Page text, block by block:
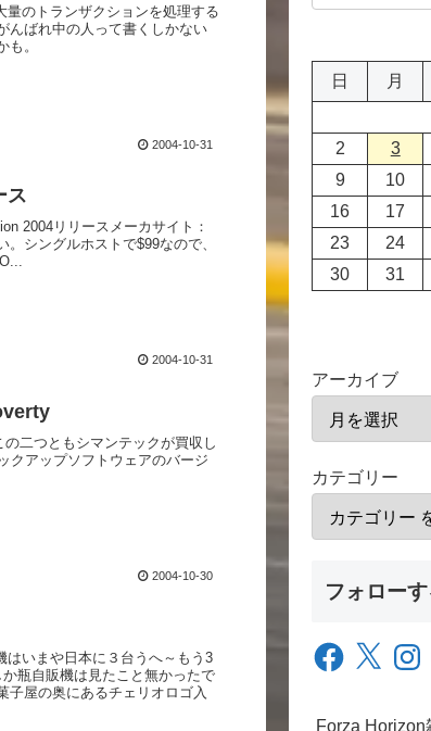
のトランザクションを処理する
んばれ中の人って書くしかない
。
2004-10-31
ス
2004リリースメーカサイト：
シングルホストで$99なので、
2004-10-31
二つともシマンテックが買収し
クアップソフトウェアのバージ
2004-10-30
いまや日本に３台うへ～もう3
瓶自販機は見たこと無かったで
子屋の奥にあるチェリオロゴ入
日
月
2
3
9
10
16
17
23
24
30
31
アーカイブ
カテゴリー
フォロー
Facebook
X
Forza